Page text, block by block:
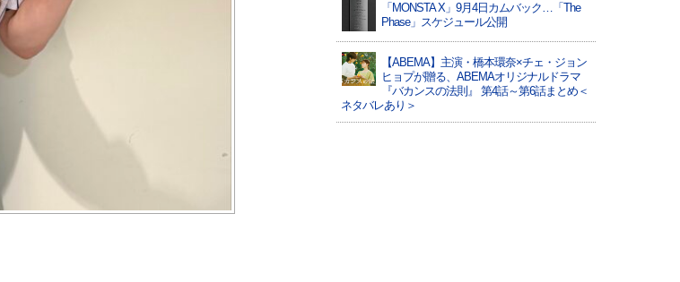
「MONSTA X」9月4日カムバック…「The
Phase」スケジュール公開
【ABEMA】主演・橋本環奈×チェ・ジョン
ヒョプが贈る、ABEMAオリジナルドラマ
『バカンスの法則』 第4話～第6話まとめ＜
ネタバレあり＞